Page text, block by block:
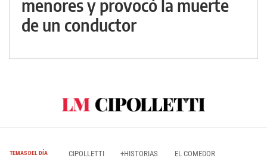
menores y provocó la muerte
de un conductor
TEMAS DEL DÍA CIPOLLETTI +HISTORIAS EL COMEDOR